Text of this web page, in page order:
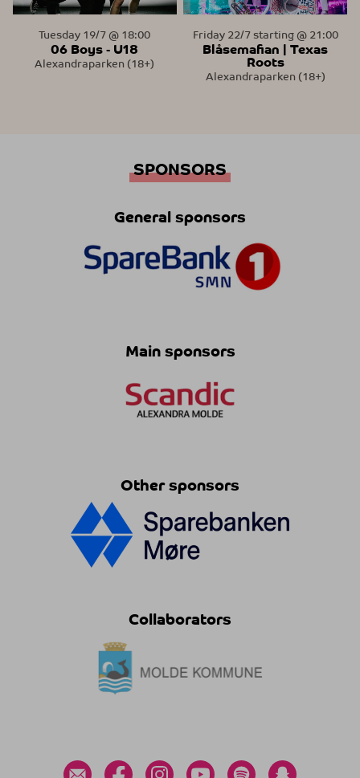
Tuesday 19/7 @ 18:00
06 Boys - U18
Alexandraparken (18+)
Friday 22/7 starting @ 21:00
Blåsemafian | Texas
Roots
Alexandraparken (18+)
SPONSORS
General sponsors
Main sponsors
Other sponsors
Collaborators